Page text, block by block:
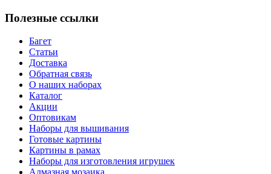
Полезные ссылки
Багет
Статьи
Доставка
Обратная связь
О наших наборах
Каталог
Акции
Оптовикам
Наборы для вышивания
Готовые картины
Картины в рамах
Наборы для изготовления игрушек